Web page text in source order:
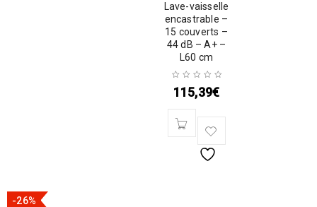
Lave-vaisselle
encastrable –
15 couverts –
44 dB – A+ –
L60 cm
115,39€
-26%